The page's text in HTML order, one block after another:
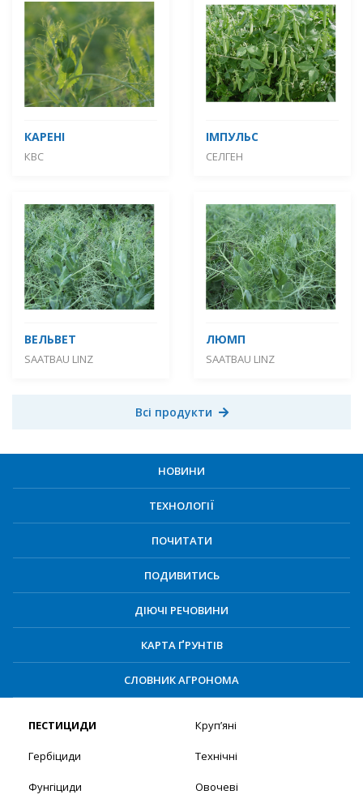
КАРЕНІ
КВС
ІМПУЛЬС
СЕЛГЕН
ВЕЛЬВЕТ
SAATBAU LINZ
ЛЮМП
SAATBAU LINZ
Всі продукти
НОВИНИ
ТЕХНОЛОГІЇ
ПОЧИТАТИ
ПОДИВИТИСЬ
ДІЮЧІ РЕЧОВИНИ
КАРТА ҐРУНТІВ
СЛОВНИК АГРОНОМА
ПЕСТИЦИДИ
Гербіциди
Фунгіциди
Круп’яні
Технічні
Овочеві